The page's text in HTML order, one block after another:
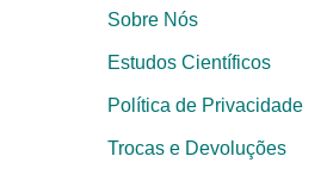
Sobre Nós
Estudos Científicos
Política de Privacidade
Trocas e Devoluções